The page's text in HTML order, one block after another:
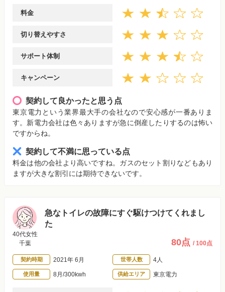
料金
切り替えやすさ
サポート体制
キャンペーン
契約して良かったと思う点
東京電力という業界最大手の会社なので安心感が一番ありま
す。新電力会社は色々ありますが急に倒産したりするのは怖い
ですからね。
契約して不満に思っている点
料金は他の会社より高いですね。ガスのセット割りなどもあり
ますが大きな割引には期待できないです。
急なトイレの故障にすぐ駆けつけてくれまし
た
40代女性
千葉
80点 / 100点
契約時期 2021年 6月 世帯人数 4人
使用量 8月/300kwh 供給エリア 東京電力